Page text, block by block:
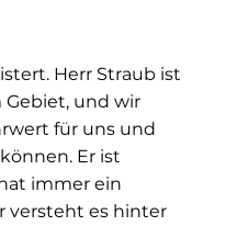
Herr Straub ist
Gebiet, und wir
für uns und
Er ist
immer ein
versteht es hinter